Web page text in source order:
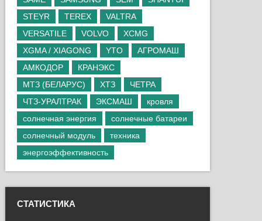
STEYR
TEREX
VALTRA
VERSATILE
VOLVO
XCMG
XGMA / XIAGONG
YTO
АГРОМАШ
АМКОДОР
КРАНЭКС
МТЗ (БЕЛАРУС)
ХТЗ
ЧЕТРА
ЧТЗ-УРАЛТРАК
ЭКСМАШ
кровля
солнечная энергия
солнечные батареи
солнечный модуль
техника
энергоэффективность
СТАТИСТИКА